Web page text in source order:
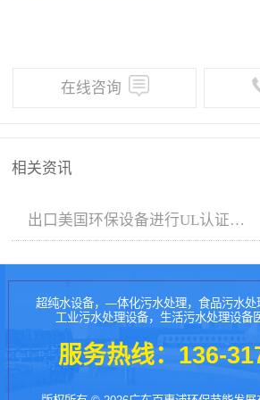
在线咨询
相关资讯
出口美国环保设备进行UL认证出场评估 ，完全符合UL认证标准， 即将装箱发货交付
超纯水设备，—体化污水处理，食品污水处
工业污水处理设备，生活污水处理设备
服务热线：136-